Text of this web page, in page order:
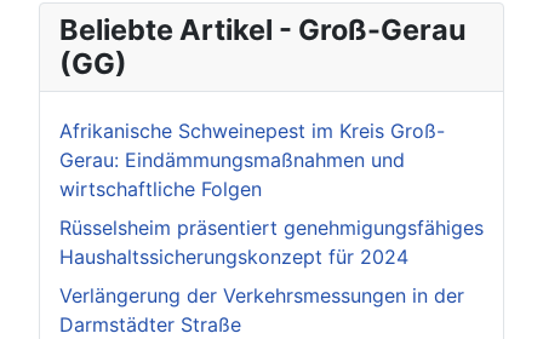
Beliebte Artikel - Groß-Gerau
(GG)
Afrikanische Schweinepest im Kreis Groß-
Gerau: Eindämmungsmaßnahmen und
wirtschaftliche Folgen
Rüsselsheim präsentiert genehmigungsfähiges
Haushaltssicherungskonzept für 2024
Verlängerung der Verkehrsmessungen in der
Darmstädter Straße